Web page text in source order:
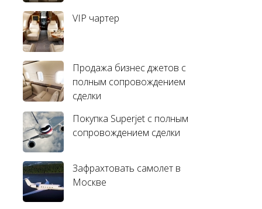
VIP чартер
Продажа бизнес джетов с
полным сопровождением
сделки
Покупка Superjet с полным
сопровождением сделки
Зафрахтовать самолет в
Москве